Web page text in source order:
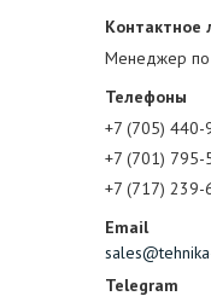
Менеджер
+7 (705) 440-
+7 (701) 795-
+7 (717) 239-